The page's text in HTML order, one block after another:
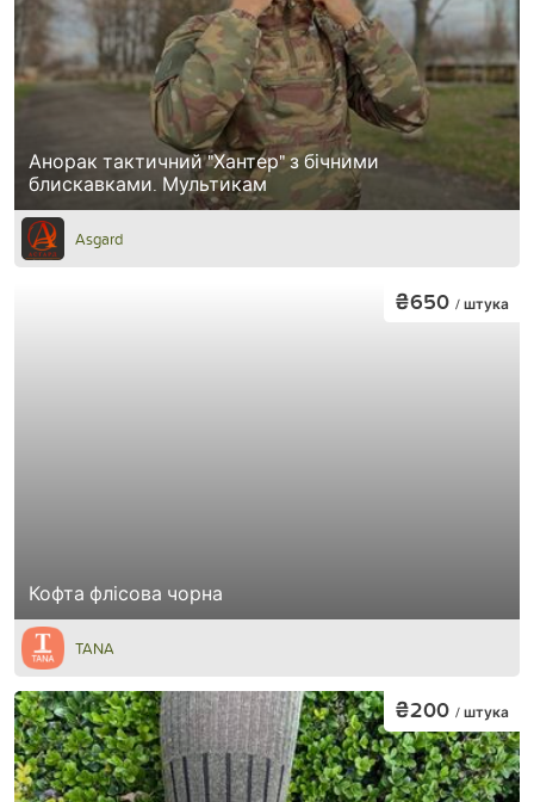
Анорак тактичний "Хантер" з бічними
блискавками. Мультикам
Asgard
Кофта флісова чорна
₴650 / штука
TANA
₴200 / штука